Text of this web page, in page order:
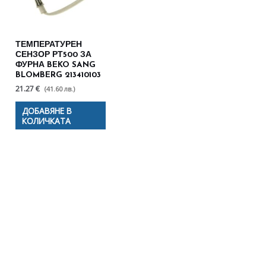
ТЕМПЕРАТУРЕН
СЕНЗОР РТ500 ЗА
ФУРНА BEKO SANG
BLOMBERG 213410103
21.27 € (41.60 лв.)
ДОБАВЯНЕ В
КОЛИЧКАТА